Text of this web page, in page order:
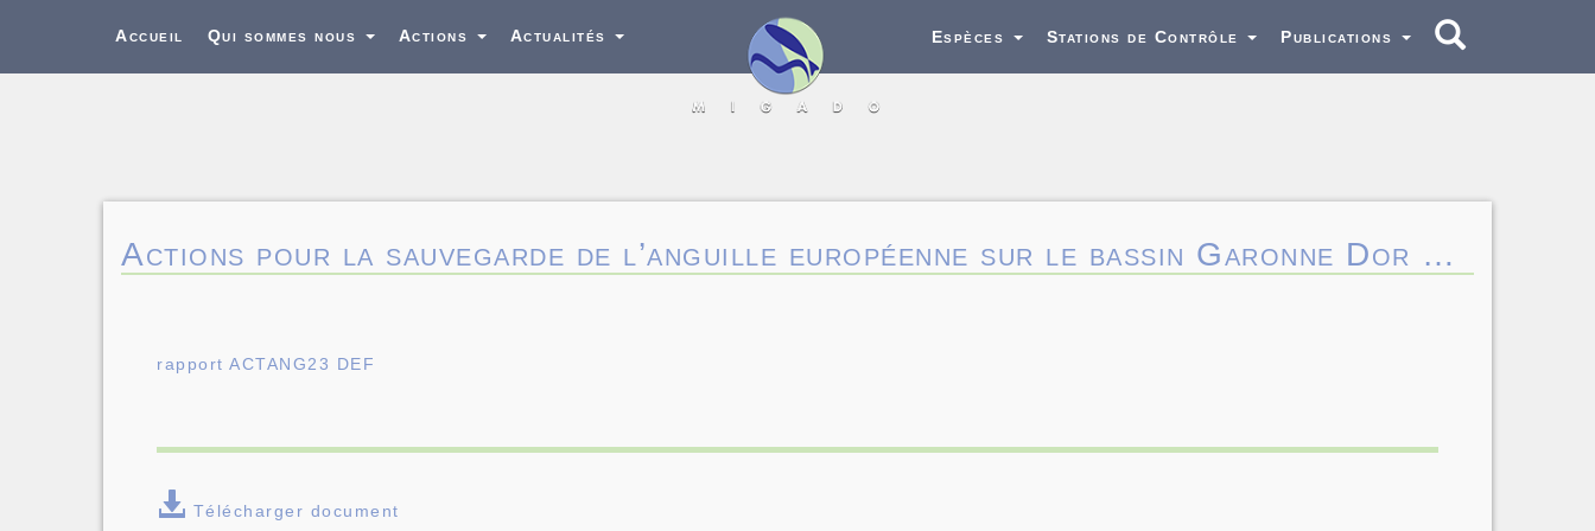
Accueil Qui sommes nous Actions Actualités Espèces Stations de Contrôle Publications
Actions pour la sauvegarde de l’anguille européenne sur le bassin Garonne Dor …
rapport ACTANG23 DEF
Télécharger document